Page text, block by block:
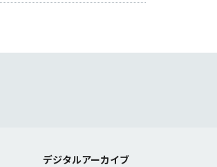
デジタルアーカイブ